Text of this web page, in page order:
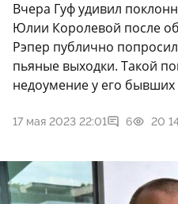
Вчера Гуф удивил
Юлии Королевой после
Рэпер публично
пьяные выходки. Такой
недоумение у его
17 мая 2023 22:01 6 20